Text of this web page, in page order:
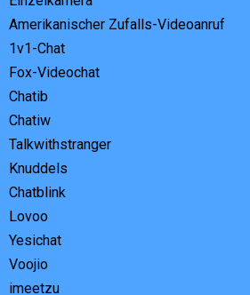
Amerikanischer Zufalls-Videoanruf
1v1-Chat
Fox-Videochat
Chatib
Chatiw
Talkwithstranger
Knuddels
Chatblink
Lovoo
Yesichat
Voojio
imeetzu